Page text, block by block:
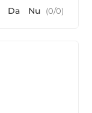
Da Nu (0/0)